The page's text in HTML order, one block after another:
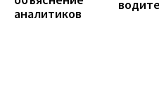
аналитиков